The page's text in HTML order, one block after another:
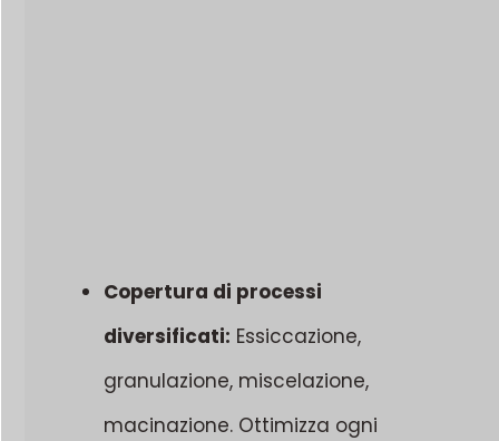
Copertura di processi
diversificati: Essiccazione,
granulazione, miscelazione,
macinazione. Ottimizza ogni